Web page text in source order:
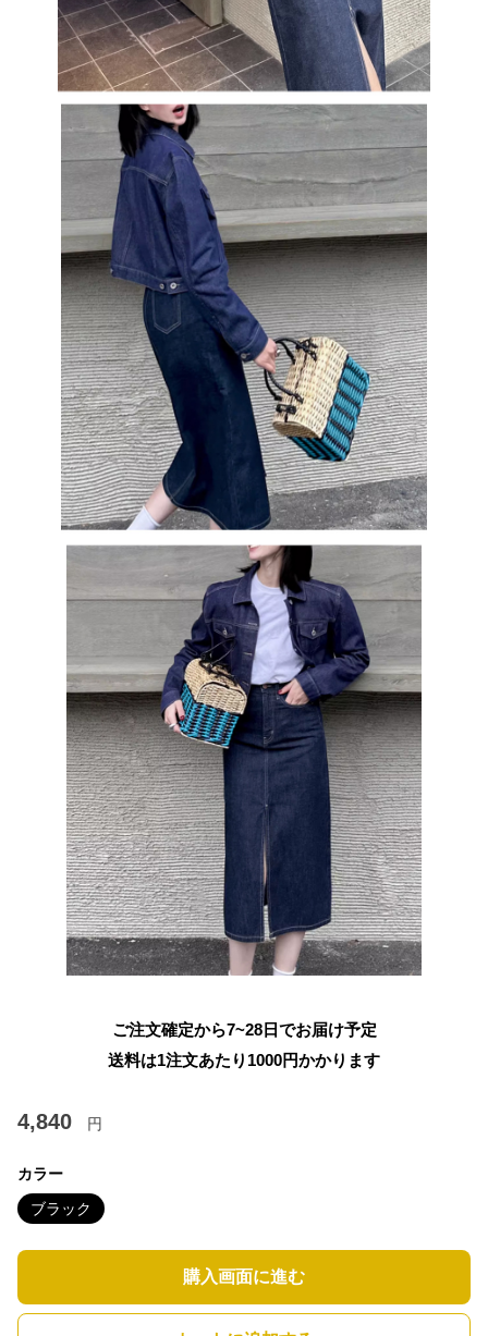
ご注文確定から7~28日でお届け予定
送料は1注文あたり 1000円かかります
4,840 円
カラー
ブラック
購入画面に進む